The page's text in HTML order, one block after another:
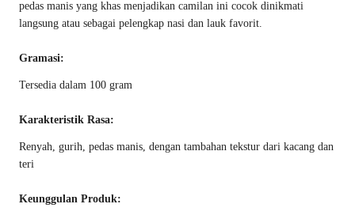
pedas manis yang khas menjadikan camilan ini cocok dinikmati
langsung atau sebagai pelengkap nasi dan lauk favorit.
Gramasi:
Tersedia dalam 100 gram
Karakteristik Rasa:
Renyah, gurih, pedas manis, dengan tambahan tekstur dari kacang dan
teri
Keunggulan Produk: